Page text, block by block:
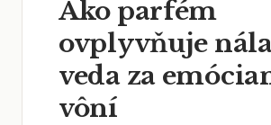
Ako parfém
ovplyvňuje
veda za
vôní